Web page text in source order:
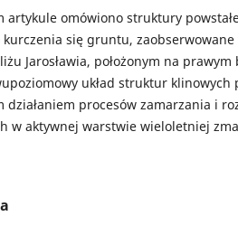
artykule omówiono struktury
się gruntu, zaobserwowane
Jarosławia, położonym na prawym
układ struktur klinowych
działaniem procesów zamarzania i
w aktywnej warstwie wieloletniej